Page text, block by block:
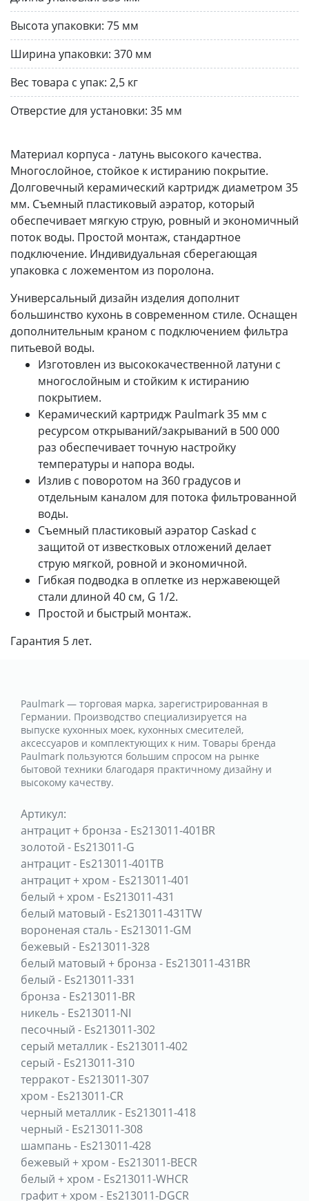
Высота упаковки: 75 мм
Ширина упаковки: 370 мм
Вес товара с упак: 2,5 кг
Отверстие для установки: 35 мм
Материал корпуса - латунь высокого качества.
Многослойное, стойкое к истиранию покрытие.
Долговечный керамический картридж диаметром 35
мм. Съемный пластиковый аэратор, который
обеспечивает мягкую струю, ровный и экономичный
поток воды. Простой монтаж, стандартное
подключение. Индивидуальная сберегающая
упаковка с ложементом из поролона.
Универсальный дизайн изделия дополнит
большинство кухонь в современном стиле. Оснащен
дополнительным краном с подключением фильтра
питьевой воды.
Изготовлен из высококачественной латуни с
многослойным и стойким к истиранию
покрытием.
Керамический картридж Paulmark 35 мм с
ресурсом открываний/закрываний в 500 000
раз обеспечивает точную настройку
температуры и напора воды.
Излив с поворотом на 360 градусов и
отдельным каналом для потока фильтрованной
воды.
Съемный пластиковый аэратор Caskad с
защитой от известковых отложений делает
струю мягкой, ровной и экономичной.
Гибкая подводка в оплетке из нержавеющей
стали длиной 40 см, G 1/2.
Простой и быстрый монтаж.
Гарантия 5 лет.
Paulmark — торговая марка, зарегистрированная в
Германии. Производство специализируется на
выпуске кухонных моек, кухонных смесителей,
аксессуаров и комплектующих к ним. Товары бренда
Paulmark пользуются большим спросом на рынке
бытовой техники благодаря практичному дизайну и
высокому качеству.
Артикул:
антрацит + бронза - Es213011-401BR
золотой - Es213011-G
антрацит- Es213011-401TB
антрацит + хром - Es213011-401
белый + хром - Es213011-431
белый матовый - Es213011-431TW
вороненая сталь- Es213011-GM
бежевый - Es213011-328
белый матовый + бронза - Es213011-431BR
белый - Es213011-331
бронза - Es213011-BR
никель- Es213011-NI
песочный - Es213011-302
серый металлик- Es213011-402
серый - Es213011-310
терракот- Es213011-307
хром - Es213011-CR
черный металлик- Es213011-418
черный - Es213011-308
шампань- Es213011-428
бежевый + хром - Es213011-BECR
белый + хром - Es213011-WHCR
графит + хром - Es213011-DGCR